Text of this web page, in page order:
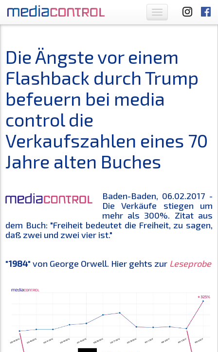
Toggle
navigation
Die Ängste vor einem
Flashback durch Trump
befeuern bei media
control die
Verkaufszahlen eines 70
Jahre alten Buches
Baden-Baden, 06.02.2017 -
Die Verkäufe stiegen um
mehr als 300%. Zitat aus
dem Buch: "Freiheit bedeutet die Freiheit, zu sagen,
daß zwei und zwei vier ist."
"1984" von George Orwell. Hier gehts zur Leseprobe